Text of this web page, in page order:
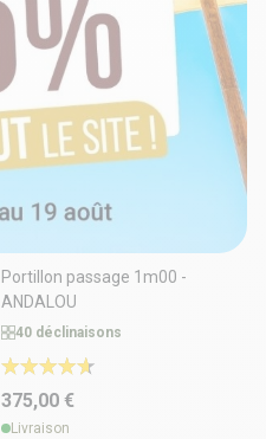
Portillon passage 1m00 -
ANDALOU
40 déclinaisons
375,00 €
Livraison